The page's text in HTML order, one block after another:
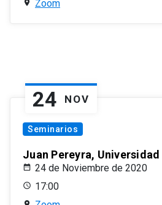
Zoom
24 NOV
Seminarios
Juan Pereyra,
24 de Noviembre de 2020
17:00